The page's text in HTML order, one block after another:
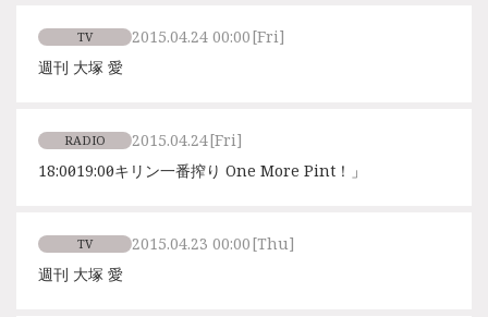
TV 2015.04.24 00:00[Fri]
週刊 大塚 愛
RADIO 2015.04.24[Fri]
18:00〜19:00「キリン一番搾り One More Pint！」
TV 2015.04.23 00:00[Thu]
週刊 大塚 愛